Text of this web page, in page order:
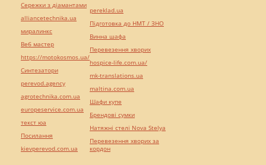
Сережки з діамантами
alliancetechnika.ua
миралинкс
Веб мастер
https://motokosmos.ua/
Синтезатори
perevod.agency
agrotechnika.com.ua
europeservice.com.ua
текст юа
Посилання
kievperevod.com.ua
pereklad.ua
Підготовка до НМТ / ЗНО
Винна шафа
Перевезення хворих
hospice-life.com.ua/
mk-translations.ua
maltina.com.ua
Шафи купе
Брендові сумки
Натяжні стелі Nova Stelya
Перевезення хворих за
кордон